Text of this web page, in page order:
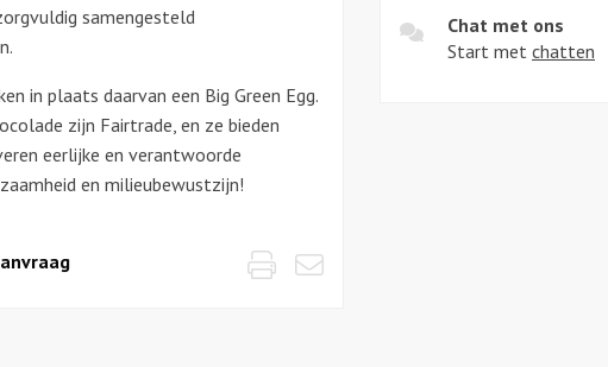
samengesteld
in plaats daarvan een Big Green Egg.
zijn Fairtrade, en ze bieden
eerlijke en verantwoorde
en milieubewustzijn!
Email
Print
Chat met ons
Start met chatten